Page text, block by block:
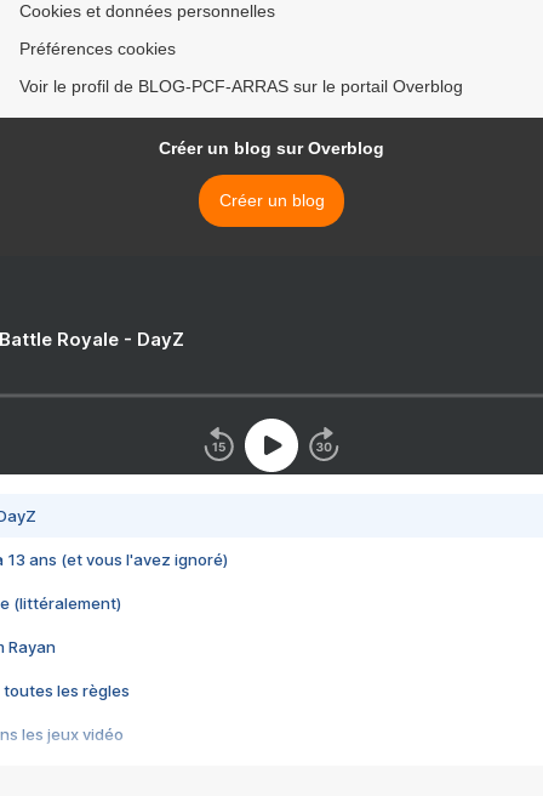
Cookies et données personnelles
Préférences cookies
Voir le profil de BLOG-PCF-ARRAS sur le portail Overblog
Créer un blog sur Overblog
Créer un blog
Royale - DayZ
13 ans (et vous l'avez ignoré)
(littéralement)
Rayan
toutes les règles
les jeux vidéo